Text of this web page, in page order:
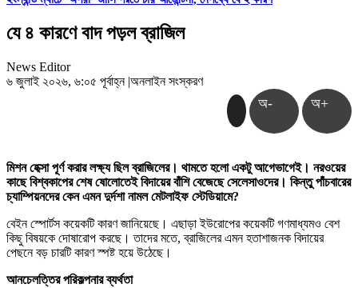
যে ৪ কারণে বাদ পড়ল ব্রাজিল
News Editor
৬ জুলাই ২০২৬, ৬:০৫ পূর্বাহ্ন |অনলাইন সংস্করণ
অ- অ+
মিশন হেক্সা পূর্ণ করার লক্ষ্য ছিল ব্রাজিলের। থামতে হলো একটু আগেভাগেই। নরওয়ের
কাছে বিশ্বকাপের শেষ ষোলোতেই বিদায়ের বাঁশি বেজেছে সেলেসাওদের। কিন্তু পাঁচবারের
চ্যাম্পিয়নদের কেন এমন দুর্দশা নামল মেটলাইফ স্টেডিয়ামে?
বেইন স্পোর্টস কয়েকটি কারণ জানিয়েছে। এছাড়া ইউরোপের কয়েকটি গণমাধ্যমও বেশ
কিছু বিষয়কে দোষারোপ করছে। তাদের মতে, ব্রাজিলের এমন হতাশাজনক বিদায়ের
পেছনে বড় চারটি কারণ স্পষ্ট হয়ে উঠেছে।
আনচেলত্তির পরিকল্পনার ব্যর্থতা